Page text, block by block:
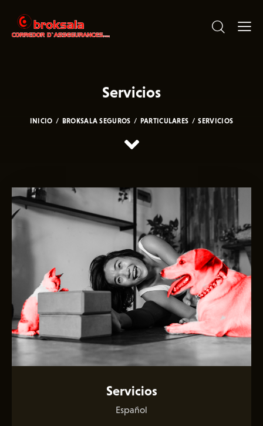
Servicios
INICIO BROKSALA SEGUROS PARTICULARES SERVICIOS
Servicios
Español